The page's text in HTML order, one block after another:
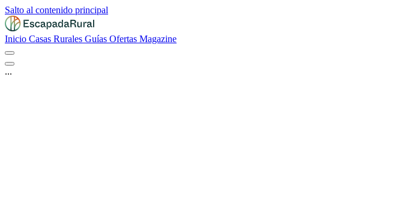
Salto al contenido principal
Inicio Casas Rurales Guías Ofertas Magazine
...